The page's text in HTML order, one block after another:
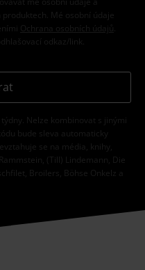
Mé osobní údaje
Ochrana osobních údajů
odkaz/link.
bude sleva automaticky
se na média, knihy,
(Till) Lindemann, Die
Broilers, Böhse Onkelz a